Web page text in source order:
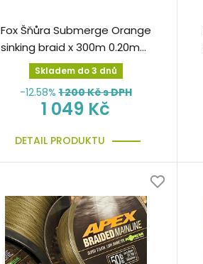
Fox Šňůra Submerge Orange
sinking braid x 300m 0.20mm
35lb/15.8kg
Skladem do 3 dnů
-12.58% 1 200Kč s DPH
1 049 Kč
DETAIL PRODUKTU